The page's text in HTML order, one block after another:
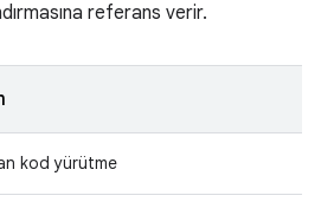
referans verir.
kod yürütme